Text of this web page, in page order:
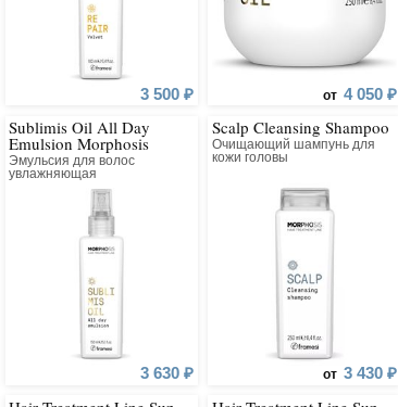
3 500 ₽ от 4 050 ₽
Sublimis Oil All Day
Emulsion Morphosis
Эмульсия для волос
увлажняющая
3 630 ₽
Scalp Cleansing Shampoo
Очищающий шампунь для
кожи головы
от 3 430 ₽